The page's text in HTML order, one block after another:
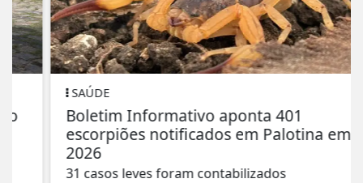
SAÚDE
Boletim Informativo aponta 401
escorpiões notificados em Palotina em
2026
31 casos leves foram contabilizados